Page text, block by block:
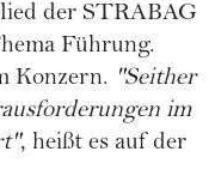
der STRABAG
Führung.
Konzern. "Seither
im
, heißt es auf der